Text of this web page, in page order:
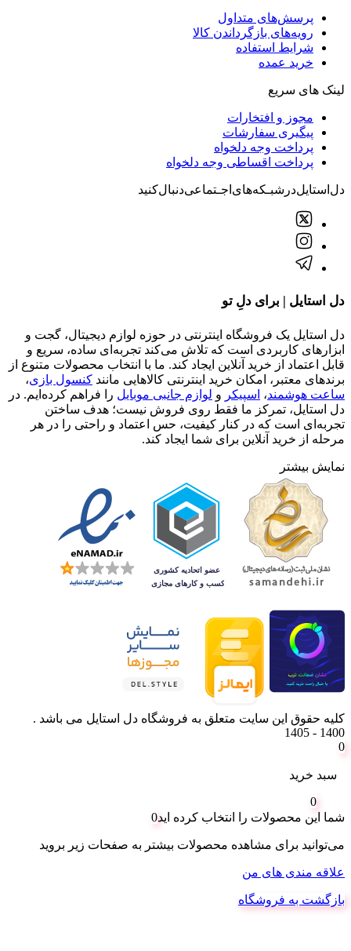
پرسش‌های متداول
رویه‌های بازگرداندن کالا
شرایط استفاده
خرید عمده
لینک های سریع
مجوز و افتخارات
پیگیری سفارشات
پرداخت وجه دلخواه
پرداخت اقساطی وجه دلخواه
دل‌استایل‌در‌‌شبـکه‌های‌اجـتماعی‌دنبال‌کنید
دل استایل | برای دلِ تو
دل استایل یک فروشگاه اینترنتی در حوزه لوازم دیجیتال، گجت و
ابزارهای کاربردی است که تلاش می‌کند تجربه‌ای ساده، سریع و
قابل اعتماد از خرید آنلاین ایجاد کند. ما با انتخاب محصولات متنوع از
برندهای معتبر، امکان خرید اینترنتی کالاهایی مانند کنسول بازی،
ساعت هوشمند، اسپیکر و لوازم جانبی موبایل را فراهم کرده‌ایم. در
دل استایل، تمرکز ما فقط روی فروش نیست؛ هدف ساختن
تجربه‌ای است که در کنار کیفیت، حس اعتماد و راحتی را در هر
مرحله از خرید آنلاین برای شما ایجاد کند.
نمایش بیشتر
کلیه حقوق این سایت متعلق به فروشگاه دل استایل می باشد .
1400 - 1405
0
سبد خرید
0
شما این محصولات را انتخاب کرده اید0
می‌توانید برای مشاهده محصولات بیشتر به صفحات زیر بروید
علاقه مندی های من
بازگشت به فروشگاه